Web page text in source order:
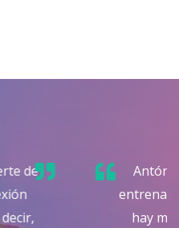
más que un
cada sesión sé que
metros, ritmos o